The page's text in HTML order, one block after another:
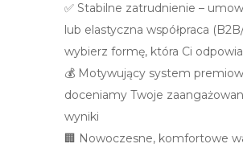
✅ Stabilne zatrudnienie –
lub elastyczna współpraca
wybierz formę, która Ci
💰 Motywujący system
doceniamy Twoje
wyniki
🏢 Nowoczesne, komfortowe